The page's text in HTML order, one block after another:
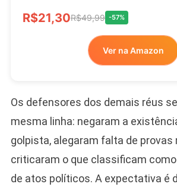
R$21,30R$49,99 -57%
Ver na Amazon
Os defensores dos demais réus
mesma linha: negaram a
golpista, alegaram falta de provas
criticaram o que classificam
de atos políticos. A expectativa é